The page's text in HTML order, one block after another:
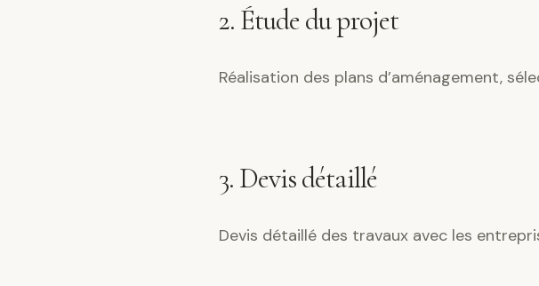
2. Étude du projet
Réalisation des plans d’aménagement,
3. Devis détaillé
Devis détaillé des travaux avec les